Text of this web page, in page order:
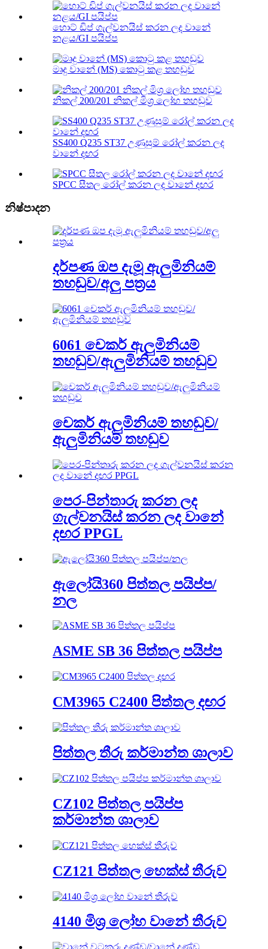
හොට් ඩිප් ගැල්වනයිස් කරන ලද වානේ
නළය/GI පයිප්ප
මෘදු වානේ (MS) කොටු කළ තහඩුව
නිකල් 200/201 නිකල් මිශ්‍ර ලෝහ තහඩුව
SS400 Q235 ST37 උණුසුම් රෝල් කරන ලද
වානේ දඟර
SPCC සීතල රෝල් කරන ලද වානේ දඟර
නිෂ්පාදන
දර්පණ ඔප දැමූ ඇලුමිනියම්
තහඩුව/අලු පත්‍රය
6061 චෙකර් ඇලුමිනියම්
තහඩුව/ඇලුමිනියම් තහඩුව
චෙකර් ඇලුමිනියම් තහඩුව/
ඇලුමිනියම් තහඩුව
පෙර-පින්තාරු කරන ලද
ගැල්වනයිස් කරන ලද වානේ
දඟර PPGL
ඇලෝයි360 පිත්තල පයිප්ප/
නල
ASME SB 36 පිත්තල පයිප්ප
CM3965 C2400 පිත්තල දඟර
පිත්තල තීරු කර්මාන්ත ශාලාව
CZ102 පිත්තල පයිප්ප
කර්මාන්ත ශාලාව
CZ121 පිත්තල හෙක්ස් තීරුව
4140 මිශ්‍ර ලෝහ වානේ තීරුව